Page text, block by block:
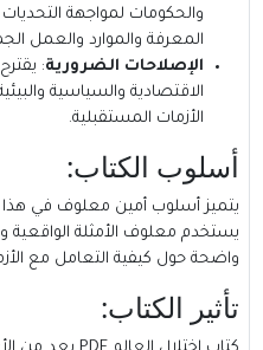
والحكومات لمواجهة
المعرفة والموارد والعمل
الإصلاحات الضرورية:
الاقتصادية والسياسية
الأزمات المستقبلية.
أسلوب الكتاب:
يتميز أسلوب أمين معلوف في هذا
يستخدم معلوف الأمثلة الواقعية
واضحة حول كيفية التعامل مع
تأثير الكتاب: